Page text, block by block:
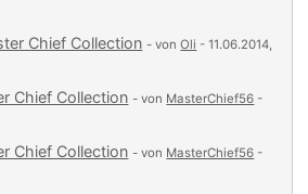
Chief Collection - vonOli - 11.06.2014,
Chief Collection - von MasterChief56 -
Chief Collection - von MasterChief56 -